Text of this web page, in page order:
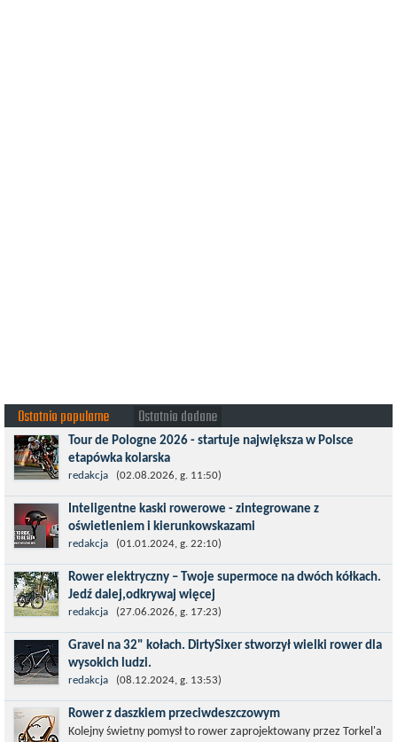
Ostatnio popularne Ostatnio dodane
Tour de Pologne 2026 - startuje największa w Polsce
etapówka kolarska
Tour de Pologne 2026 to jedno z najbardziej prestiżowych
wydarzeń sportowych w Polsce. wyścig zaliczany po raz 22. do
prestiżowego cyklu UCI World...
redakcja (02.08.2026, g. 11:50)
Inteligentne kaski rowerowe - zintegrowane z
oświetleniem i kierunkowskazami
Temat bezpieczeństwa jazdy wchodzi na nowy poziom. Do tej
pory kask było odpowiedzialny przede wszystkim za
bezpieczeństwo rowerzysty, ochronę...
redakcja (01.01.2024, g. 22:10)
Rower elektryczny – Twoje supermoce na dwóch kółkach.
Jedź dalej,odkrywaj więcej
Marzenia o dalekich podróżach bez ogromnego zmęczenia stają
się rzeczywistością dzięki nowoczesnym technologiom ukrytym
w jednośladach....
redakcja (27.06.2026, g. 17:23)
Gravel na 32" kołach. DirtySixer stworzył wielki rower dla
wysokich ludzi.
Wszyscy już zdążyli zapomnieć, jaką rewolucją okazały się
rowery typu 29'er. Z początku wydawało się, że będzie to dobry
kompromis dla...
redakcja (08.12.2024, g. 13:53)
Rower z daszkiem przeciwdeszczowym
Kolejny świetny pomysł to rower zaprojektowany przez Torkel'a